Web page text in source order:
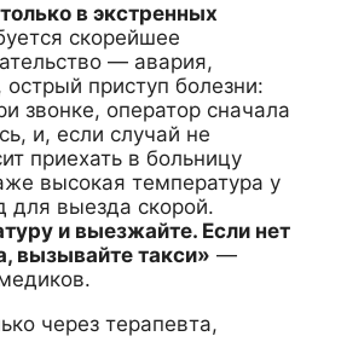
в экстренных
скорейшее
— авария,
приступ болезни:
звонке, оператор сначала
и, если случай не
приехать в больницу
высокая температура у
для выезда скорой.
и выезжайте. Если нет
вызывайте такси» —
через терапевта,